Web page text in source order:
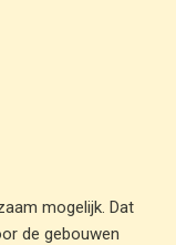
mogelijk. Dat
de gebouwen